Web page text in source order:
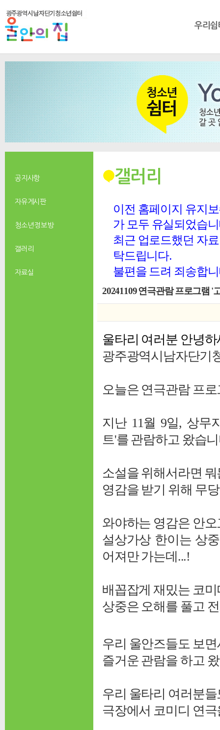
우리쉼
공지사항
자유게시판
청소년 정보방
갤러리
자료실
갤러리
이전 홈페이지 유지
가 모두 유실되었습
최근 업로드했던 자
탁드립니다.
불편을 드려 죄송합
20241109 연극관람 프로그램 '
울타리 여러분 안녕하
광주광역시남자단기
오늘은 연극관람 프
지난 11월 9일, 상무
트'를 관람하고 왔습
소설을 위해서라면
영감을 받기 위해 무
와야하는 영감은 안
설상가상 한이는 상
어져만 가는데...!
배꼽잡게 재밌는 코
상중은 오해를 풀고
우리 울안즈들도 보
즐거운 관람을 하고
우리 울타리 여러분
극장에서 코미디 연